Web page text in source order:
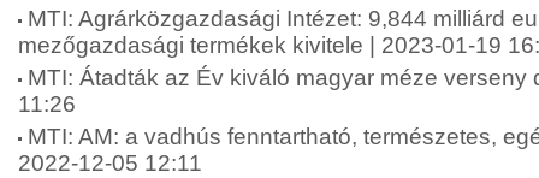
MTI: Agrárközgazdasági Intézet: 9,844 milliárd
mezőgazdasági termékek kivitele | 2023-01-19
MTI: Átadták az Év kiváló magyar méze verseny
11:26
MTI: AM: a vadhús fenntartható, természetes,
2022-12-05 12:11